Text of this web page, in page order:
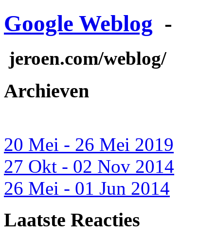
Google Weblog -
jeroen.com/weblog/
Archieven
20 Mei - 26 Mei 2019
27 Okt - 02 Nov 2014
26 Mei - 01 Jun 2014
Laatste Reacties